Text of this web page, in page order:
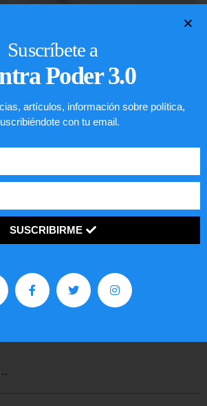
Suscríbete a
Poder 3.0
artículos, información sobre política,
con tu email.
SUSCRIBIRME